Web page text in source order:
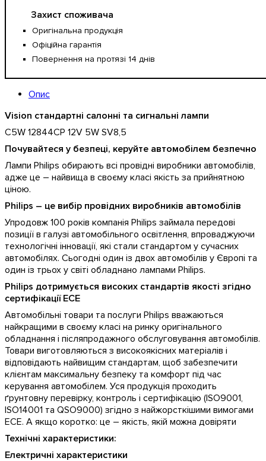
Захист споживача
Оригінальна продукція
Офіційна гарантія
Повернення на протязі 14 днів
Опис
Vision cтандартні салонні та сигнальні лампи
С5W 12844CP 12V 5W SV8,5
Почувайтеся у безпеці, керуйте автомобілем безпечно
Лампи Philips обирають всі провідні виробники автомобілів,
адже це – найвища в своєму класі якість за прийнятною
ціною.
Philips – це вибір провідних виробників автомобілів
Упродовж 100 років компанія Philips займала передові
позиції в галузі автомобільного освітлення, впроваджуючи
технологічні інновації, які стали стандартом у сучасних
автомобілях. Сьогодні один із двох автомобілів у Європі та
один із трьох у світі обладнано лампами Philips.
Philips дотримується високих стандартів якості згідно
сертифікації ЕСЕ
Автомобільні товари та послуги Philips вважаються
найкращими в своєму класі на ринку оригінального
обладнання і післяпродажного обслуговування автомобілів.
Товари виготовляються з високоякісних матеріалів і
відповідають найвищим стандартам, щоб забезпечити
клієнтам максимальну безпеку та комфорт під час
керування автомобілем. Уся продукція проходить
ґрунтовну перевірку, контроль і сертифікацію (ISO9001,
ISO14001 та QSO9000) згідно з найжорсткішими вимогами
ECE. А якщо коротко: це – якість, якій можна довіряти
Технічні характеристики:
Електричні характеристики